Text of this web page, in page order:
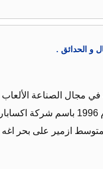
و الحدائق .
الصناعة الألعاب
وقد انشأت الشركة في عام
ازمير على بحر